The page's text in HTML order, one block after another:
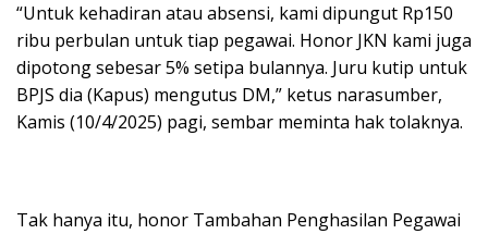
“Untuk kehadiran atau absensi, kami dipungut Rp150
ribu perbulan untuk tiap pegawai. Honor JKN kami juga
dipotong sebesar 5% setipa bulannya. Juru kutip untuk
BPJS dia (Kapus) mengutus DM,” ketus narasumber,
Kamis (10/4/2025) pagi, sembar meminta hak tolaknya.
Tak hanya itu, honor Tambahan Penghasilan Pegawai